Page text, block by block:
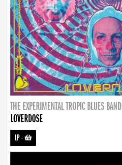
THE EXPERIMENTAL TROPIC BLUES BAND
LOVERDOSE
LP-